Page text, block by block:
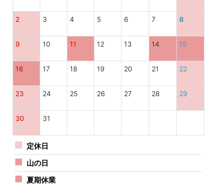
2 3 4 5 6 7 8
9 10 11 12 13 14 15
16 17 18 19 20 21 22
23 24 25 26 27 28 29
30 31
定休日
山の日
夏期休業